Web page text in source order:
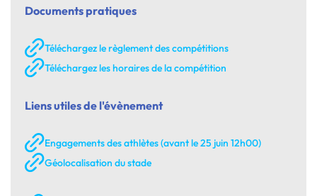
Documents pratiques
Téléchargez le règlement des compétitions
Téléchargez les horaires de la compétition
Liens utiles de l'évènement
Engagements des athlètes (avant le 25 juin 12h00)
Géolocalisation du stade